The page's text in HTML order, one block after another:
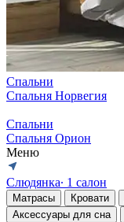
Спальни
Спальня Норвегия
Спальни
Спальня Орион
Меню
Слюдянка∙ 1 салон
Матрасы Кровати
Аксессуары для сна